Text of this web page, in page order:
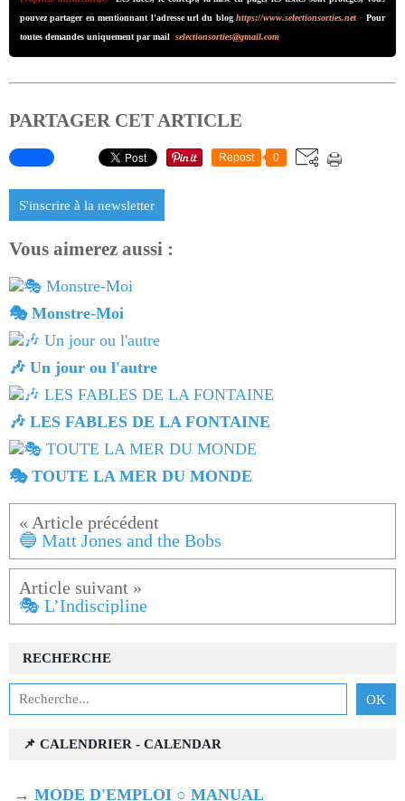
pouvez partager en mentionnant l'adresse url du blog https://www.selectionsorties.net • Pour
toutes demandes uniquement par mail selectionsorties@gmail.com
PARTAGER CET ARTICLE
Repost 0
S'inscrire à la newsletter
Vous aimerez aussi :
🎭 Monstre-Moi
🎶 Un jour ou l'autre
🎶 LES FABLES DE LA FONTAINE
🎭 TOUTE LA MER DU MONDE
🔵 Matt Jones and the Bobs
🎭 L’Indiscipline
RECHERCHE
📌 CALENDRIER - CALENDAR
→ MODE D'EMPLOI ○ MANUAL